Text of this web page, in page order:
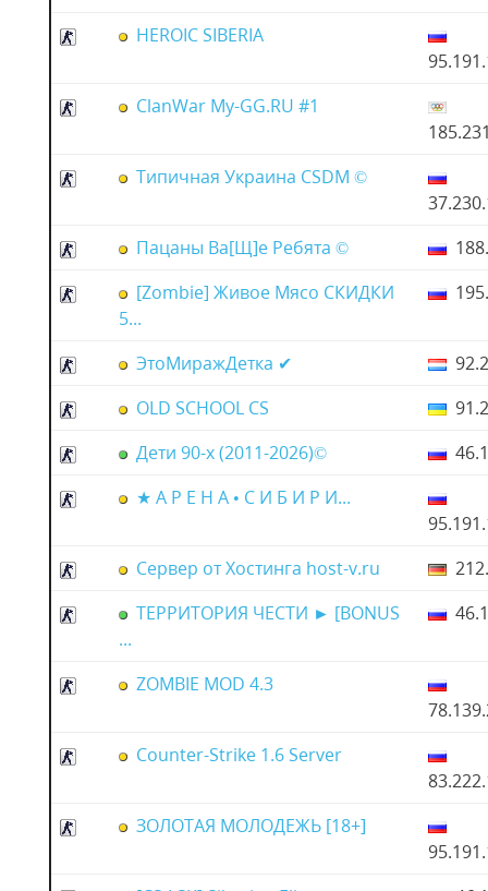
HEROIC SIBERIA
ClanWar My-GG.RU #1
Типичная Украина CSDM ©
Пацаны Вa[Щ]e Ребята ©
[Zombie] Живое Мясо СКИДКИ
5...
ЭтоМиражДетка ✔
OLD SCHOOL CS
Дети 90-х (2011-2026)©
★ А Р Е Н А • С И Б И Р И...
Сервер от Хостинга host-v.ru
ТЕРРИТОРИЯ ЧЕСТИ ► [BONUS
...
ZOMBIE MOD 4.3
Counter-Strike 1.6 Server
ЗОЛОТАЯ МОЛОДЕЖЬ [18+]